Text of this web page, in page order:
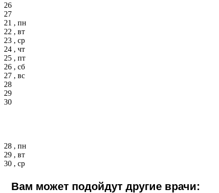
26
27
21 , пн
22 , вт
23 , ср
24 , чт
25 , пт
26 , сб
27 , вс
28
29
30
28 , пн
29 , вт
30 , ср
Вам может подойдут другие врачи: